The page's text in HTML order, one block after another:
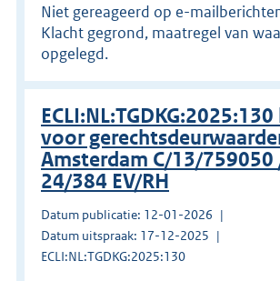
Niet gereageerd op e-
Klacht gegrond, maatregel van
opgelegd.
voor
Amsterdam C/13/759050
24/384 EV/RH
Datum publicatie: 12-01-2026
Datum uitspraak: 17-12-2025
ECLI:NL:TGDKG:2025:130